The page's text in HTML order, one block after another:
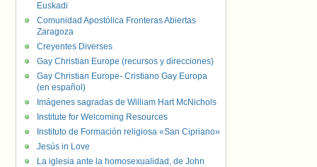
Euskadi
Comunidad Apostólica Fronteras Abiertas
Zaragoza
Creyentes Diverses
Gay Christian Europe (recursos y direcciones)
Gay Christian Europe- Cristiano Gay Europa
(en español)
Imágenes sagradas de William Hart McNichols
Institute for Welcoming Resources
Instituto de Formación religiosa «San Cipriano»
Jesús in Love
La iglesia ante la homosexualidad, de John